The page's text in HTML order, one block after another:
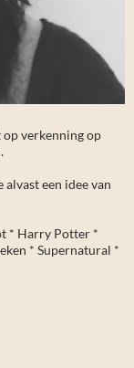
op verkenning op
een idee van
* Harry Potter *
* Supernatural *